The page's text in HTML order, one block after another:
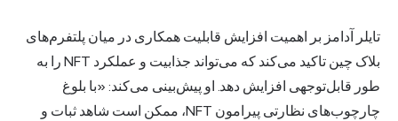
تایلر آدامز بر اهمیت افزایش قابلیت همکاری در میان پلتفرم‌های
بلاک چین تاکید می‌کند که می‌تواند جذابیت و عملکرد NFT را به
طور قابل‌توجهی افزایش دهد. او پیش‌بینی می‌کند: «با بلوغ
چارچوب‌های نظارتی پیرامون NFT، ممکن است شاهد ثبات و